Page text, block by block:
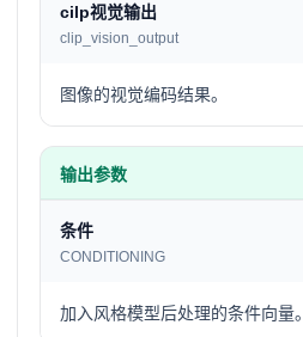
cilp视觉输出
clip_vision_output
图像的视觉编码结果。
输出参数
条件
CONDITIONING
加入风格模型后处理的条件向量。